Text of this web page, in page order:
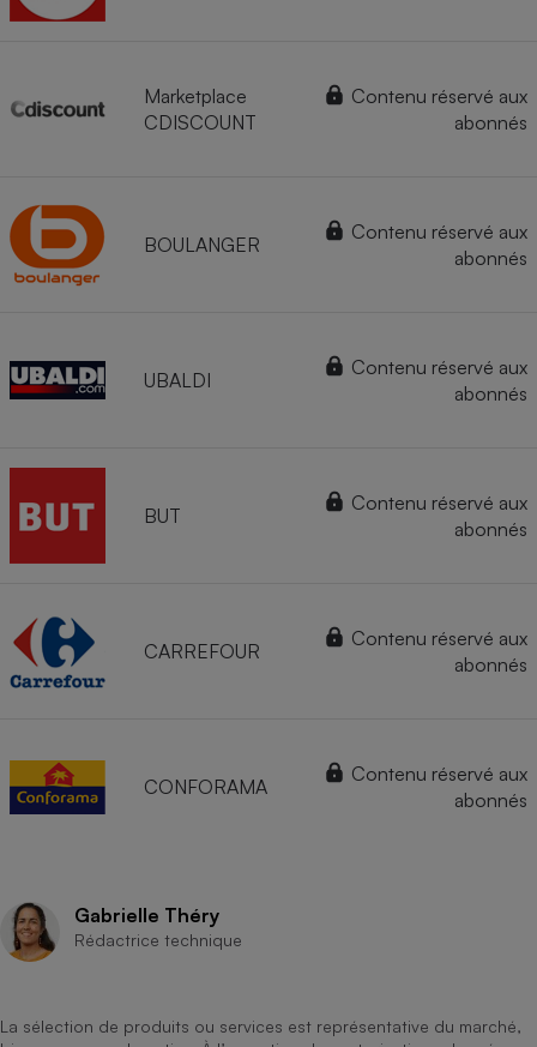
Marketplace
CDISCOUNT
Contenu réservé aux
abonnés
BOULANGER
Contenu réservé aux
abonnés
UBALDI
Contenu réservé aux
abonnés
BUT
Contenu réservé aux
abonnés
CARREFOUR
Contenu réservé aux
abonnés
CONFORAMA
Contenu réservé aux
abonnés
Gabrielle Théry
Rédactrice technique
La sélection de produits ou services est représentative du marché,